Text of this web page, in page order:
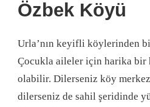
Özbek Köyü
Urla’nın keyifli köylerinden
Çocukla aileler için harika bir
olabilir. Dilerseniz köy
dilerseniz de sahil şeridinde